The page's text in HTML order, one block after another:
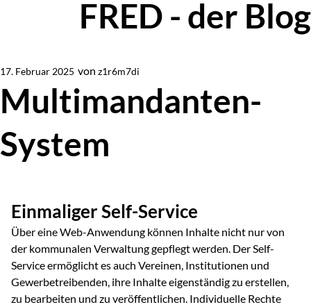
FRED - der Blog
17. Februar 2025 von
Von
z1r6m7di
Multimandanten-
System
Einmaliger Self-Service
Über eine Web-Anwendung können Inhalte nicht nur von
der kommunalen Verwaltung gepflegt werden. Der Self-
Service ermöglicht es auch Vereinen, Institutionen und
Gewerbetreibenden, ihre Inhalte eigenständig zu erstellen,
zu bearbeiten und zu veröffentlichen. Individuelle Rechte